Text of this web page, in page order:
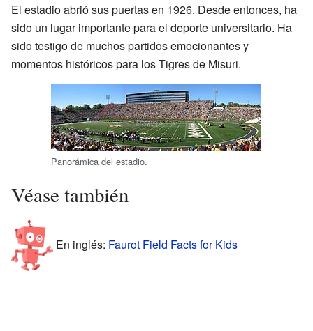
El estadio abrió sus puertas en 1926. Desde entonces, ha
sido un lugar importante para el deporte universitario. Ha
sido testigo de muchos partidos emocionantes y
momentos históricos para los Tigres de Misuri.
Panorámica del estadio.
Véase también
En inglés: Faurot Field Facts for Kids